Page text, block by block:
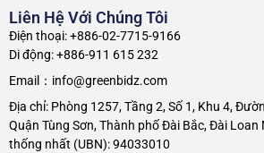
Liên Hệ Với Chúng Tôi
Điện thoại: +886-02-7715-9166
Di động: +886-911 615 232
Email：info@greenbidz.com
Địa chỉ: Phòng 1257, Tầng 2, Số 1, Khu 4,
Quận Tùng Sơn, Thành phố Đài Bắc, Đài
thống nhất (UBN): 94033010